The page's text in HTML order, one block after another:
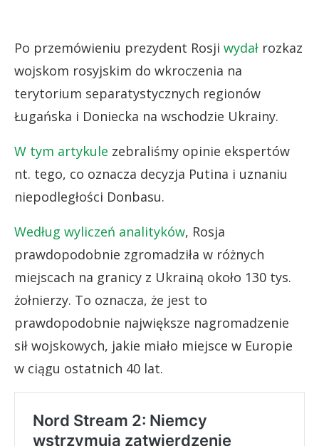
Po przemówieniu prezydent Rosji wydał rozkaz
wojskom rosyjskim do wkroczenia na
terytorium separatystycznych regionów
Ługańska i Doniecka na wschodzie Ukrainy.
W tym artykule zebraliśmy opinie ekspertów
nt. tego, co oznacza decyzja Putina i uznaniu
niepodległości Donbasu.
Według wyliczeń analityków, Rosja
prawdopodobnie zgromadziła w różnych
miejscach na granicy z Ukrainą około 130 tys.
żołnierzy. To oznacza, że jest to
prawdopodobnie największe nagromadzenie
sił wojskowych, jakie miało miejsce w Europie
w ciągu ostatnich 40 lat.